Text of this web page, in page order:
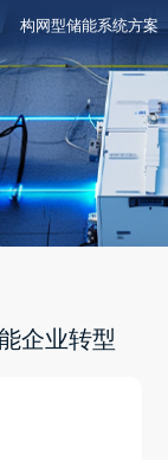
构网型储能系统方案
企业转型